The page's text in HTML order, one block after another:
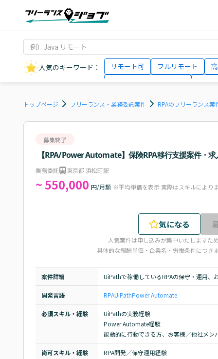
人気のキーワード： リモート可 フルリモート
AIエンジニア
トップページ フリーランス・業務委託案件 RPAのフリーランス案
募集終了
【RPA/Power Automate】保険RPA移行支援案件・求
業務委託 東京都 浜松町駅
~ 550,000 円/月額 ※平均単価を表示 実際はスキルにより
気になる
人気案件は申し込みが集中いたしますた
具体的な報酬単価・企業名・労働条件につき
案件詳細 UiPathで稼働しているRPAの保守・運用
開発言語 RPAUiPathPower Automate
必須スキル・経験
UiPathの実務経験
Power Automate経験
能動的に行動できる方、お客様／他社メ
尚可スキル・経験 RPA開発／保守運用経験